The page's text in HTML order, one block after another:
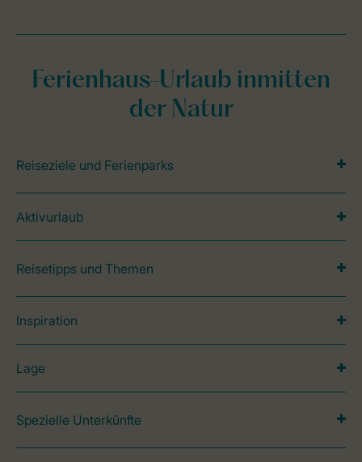
Ferienhaus-Urlaub inmitten
der Natur
Reiseziele und Ferienparks
Aktivurlaub
Reisetipps und Themen
Inspiration
Lage
Spezielle Unterkünfte